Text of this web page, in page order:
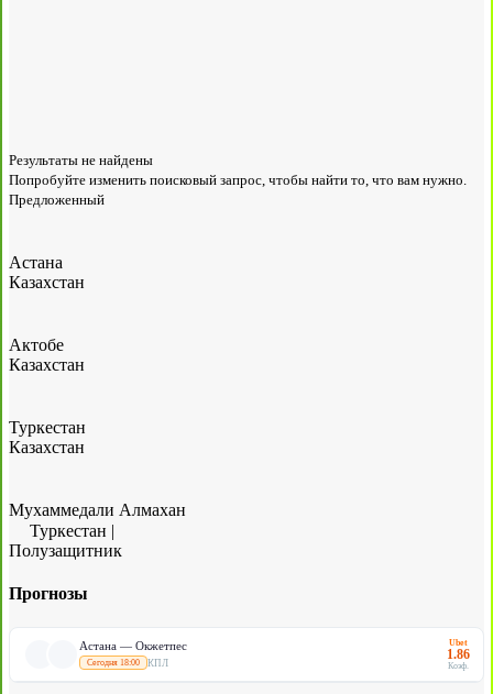
Результаты не найдены
Попробуйте изменить поисковый запрос, чтобы найти то, что вам нужно.
Предложенный
Астана
Казахстан
Актобе
Казахстан
Туркестан
Казахстан
Мухаммедали Алмахан
Туркестан |
Полузащитник
Прогнозы
Астана — Окжетпес
Сегодня 18:00 КПЛ
Ubet
1.86
Коэф.